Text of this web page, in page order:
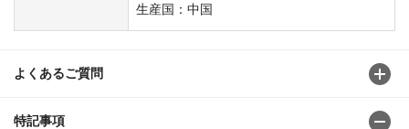
生産国：中国
よくあるご質問
特記事項